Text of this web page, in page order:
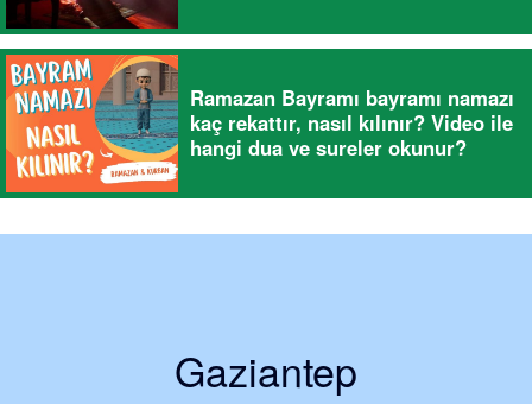
Ramazan Bayramı bayramı namazı
kaç rekattır, nasıl kılınır? Video ile
hangi dua ve sureler okunur?
Gaziantep